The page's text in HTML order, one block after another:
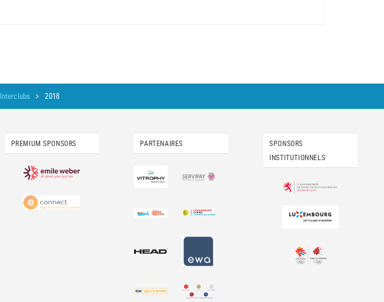
Interclubs 2018
PREMIUM SPONSORS PARTENAIRES
SPONSORS
INSTITUTIONNELS